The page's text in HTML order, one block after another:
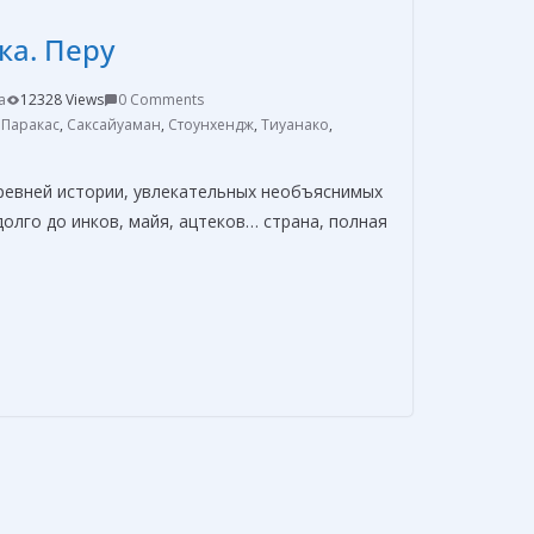
Перу
12328 Views
0 Comments
Паракас, Саксайуаман, Стоунхендж, Тиуанако,
истории, увлекательных необъяснимых
до инков, майя, ацтеков… страна, полная